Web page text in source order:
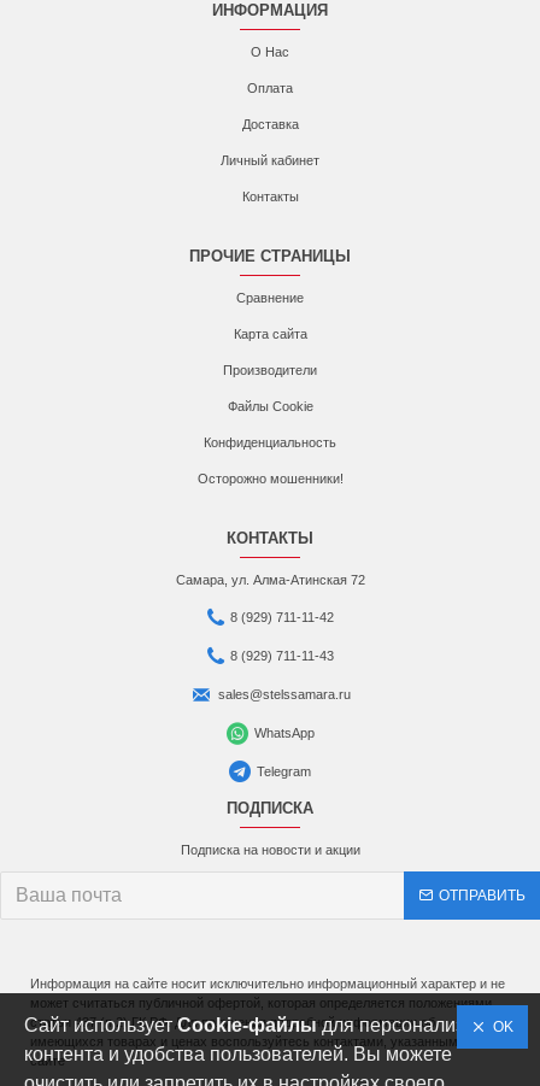
ИНФОРМАЦИЯ
О Нас
Оплата
Доставка
Личный кабинет
Контакты
ПРОЧИЕ СТРАНИЦЫ
Сравнение
Карта сайта
Производители
Файлы Cookie
Конфиденциальность
Осторожно мошенники!
КОНТАКТЫ
Самара, ул. Алма-Атинская 72
8 (929) 711-11-42
8 (929) 711-11-43
sales@stelssamara.ru
WhatsApp
Telegram
ПОДПИСКА
Подписка на новости и акции
ОТПРАВИТЬ
Информация на сайте носит исключительно информационный характер и не
может считаться публичной офертой, которая определяется положениями
статьи 437 (п.2) ГК РФ. Для получения подробной информации об
имеющихся товарах и ценах воспользуйтесь контактами, указанными на
сайте
OK
Сайт используетCookie-файлыдля персонализации
контента и удобства пользователей. Вы можете